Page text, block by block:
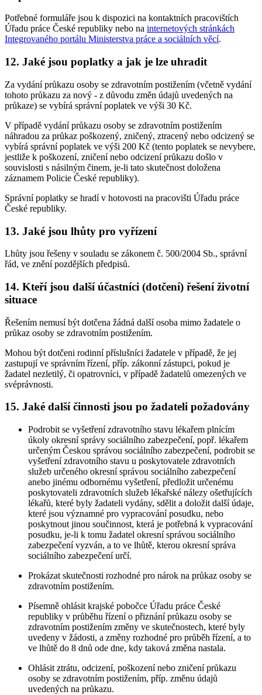
Potřebné formuláře jsou k dispozici na kontaktních pracovištích
Úřadu práce České republiky nebo na internetových stránkách
Integrovaného portálu Ministerstva práce a sociálních věcí.
12. Jaké jsou poplatky a jak je lze uhradit
Za vydání průkazu osoby se zdravotním postižením (včetně vydání
tohoto průkazu za nový - z důvodu změn údajů uvedených na
průkaze) se vybírá správní poplatek ve výši 30 Kč.
V případě vydání průkazu osoby se zdravotním postižením
náhradou za průkaz poškozený, zničený, ztracený nebo odcizený se
vybírá správní poplatek ve výši 200 Kč (tento poplatek se nevybere,
jestliže k poškození, zničení nebo odcizení průkazu došlo v
souvislosti s násilným činem, je-li tato skutečnost doložena
záznamem Policie České republiky).
Správní poplatky se hradí v hotovosti na pracovišti Úřadu práce
České republiky.
13. Jaké jsou lhůty pro vyřízení
Lhůty jsou řešeny v souladu se zákonem č. 500/2004 Sb., správní
řád, ve znění pozdějších předpisů.
14. Kteří jsou další účastníci (dotčení) řešení životní
situace
Řešením nemusí být dotčena žádná další osoba mimo žadatele o
průkaz osoby se zdravotním postižením.
Mohou být dotčeni rodinní příslušníci žadatele v případě, že jej
zastupují ve správním řízení, příp. zákonní zástupci, pokud je
žadatel nezletilý, či opatrovníci, v případě žadatelů omezených ve
svéprávnosti.
15. Jaké další činnosti jsou po žadateli požadovány
Podrobit se vyšetření zdravotního stavu lékařem plnícím
úkoly okresní správy sociálního zabezpečení, popř. lékařem
určeným Českou správou sociálního zabezpečení, podrobit se
vyšetření zdravotního stavu u poskytovatele zdravotních
služeb určeného okresní správou sociálního zabezpečení
anebo jinému odbornému vyšetření, předložit určenému
poskytovateli zdravotních služeb lékařské nálezy ošetřujících
lékařů, které byly žadateli vydány, sdělit a doložit další údaje,
které jsou významné pro vypracování posudku, nebo
poskytnout jinou součinnost, která je potřebná k vypracování
posudku, je-li k tomu žadatel okresní správou sociálního
zabezpečení vyzván, a to ve lhůtě, kterou okresní správa
sociálního zabezpečení určí.
Prokázat skutečnosti rozhodné pro nárok na průkaz osoby se
zdravotním postižením.
Písemně ohlásit krajské pobočce Úřadu práce České
republiky v průběhu řízení o přiznání průkazu osoby se
zdravotním postižením změny ve skutečnostech, které byly
uvedeny v žádosti, a změny rozhodné pro průběh řízení, a to
ve lhůtě do 8 dnů ode dne, kdy taková změna nastala.
Ohlásit ztrátu, odcizení, poškození nebo zničení průkazu
osoby se zdravotním postižením, příp. změnu údajů
uvedených na průkazu.